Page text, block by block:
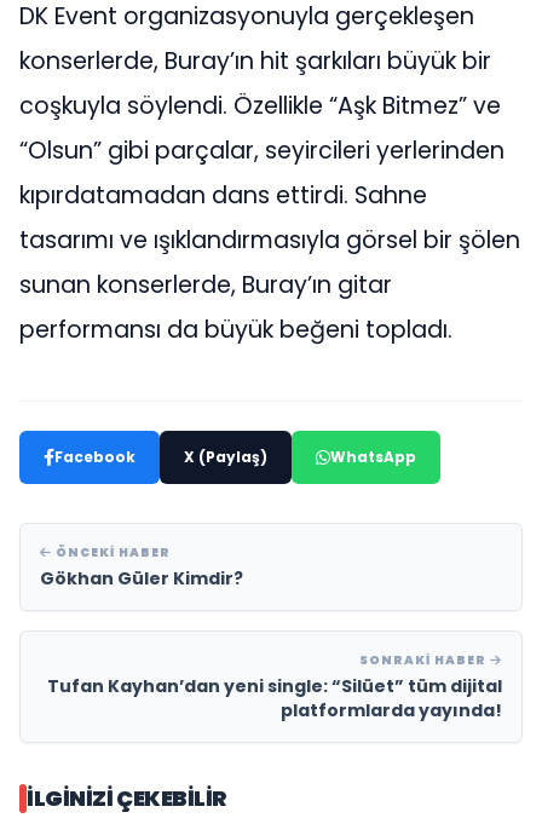
DK Event organizasyonuyla gerçekleşen
konserlerde, Buray’ın hit şarkıları büyük bir
coşkuyla söylendi. Özellikle “Aşk Bitmez” ve
“Olsun” gibi parçalar, seyircileri yerlerinden
kıpırdatamadan dans ettirdi. Sahne
tasarımı ve ışıklandırmasıyla görsel bir şölen
sunan konserlerde, Buray’ın gitar
performansı da büyük beğeni topladı.
Facebook X (Paylaş) WhatsApp
ÖNCEKI HABER
Gökhan Güler Kimdir?
SONRAKI HABER
Tufan Kayhan’dan yeni single: “Silüet” tüm dijital
platformlarda yayında!
İLGINIZI ÇEKEBILIR